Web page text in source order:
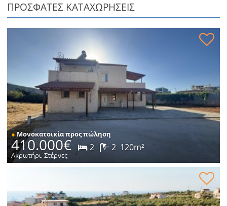
ΠΡΟΣΦΑΤΕΣ ΚΑΤΑΧΩΡΗΣΕΙΣ
●Μονοκατοικία προς πώληση
410.000€ 2 2 120m²
Ακρωτήρι, Στέρνες